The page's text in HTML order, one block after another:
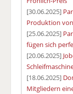
[30.06.2025]
Produktion
[25.06.2025]
fügen sich
[20.06.2025]
[18.06.2025]
Mitgliedern